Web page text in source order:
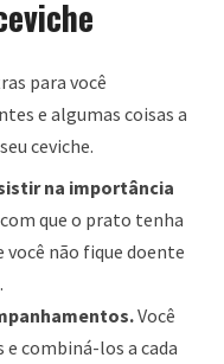
para você
e algumas coisas a
ceviche.
na importância
que o prato tenha
não fique doente
Você
combiná-los a cada